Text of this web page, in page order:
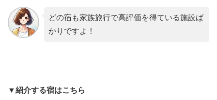
どの宿も家族旅行で高評価を得ている施設ば
かりですよ！
▼紹介する宿はこちら